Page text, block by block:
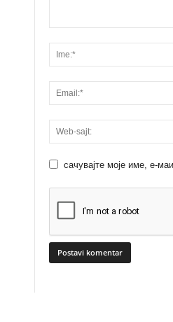
сачувајте моје име, е-